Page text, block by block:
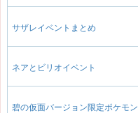
サザレイベントまとめ
ネアとビリオイベント
碧の仮面バージョン限定ポケモン